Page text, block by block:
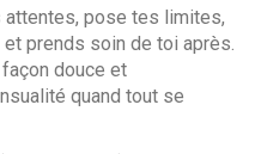
attentes, pose tes limites,
prends soin de toi après.
façon douce et
quand tout se